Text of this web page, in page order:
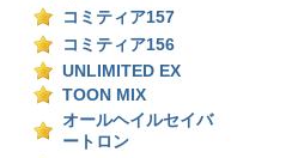
コミティア157
コミティア156
UNLIMITED EX
TOON MIX
オールヘイルセイバ
ートロン